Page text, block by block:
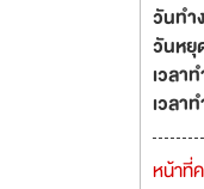
วันทำ
วันห
เวลา
เวลา
หน้าที่